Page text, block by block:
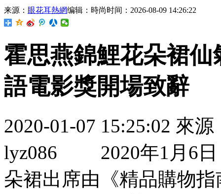
来源： 眼花耳熱網编辑：時尚时间：2026-08-09 14:26:22
霍思燕錦鯉花朵裙
語電影獎開場致辭
2020-01-07 15:25:02 來源
lyz086 2020年1月6日
朵裙出席由《精品購物